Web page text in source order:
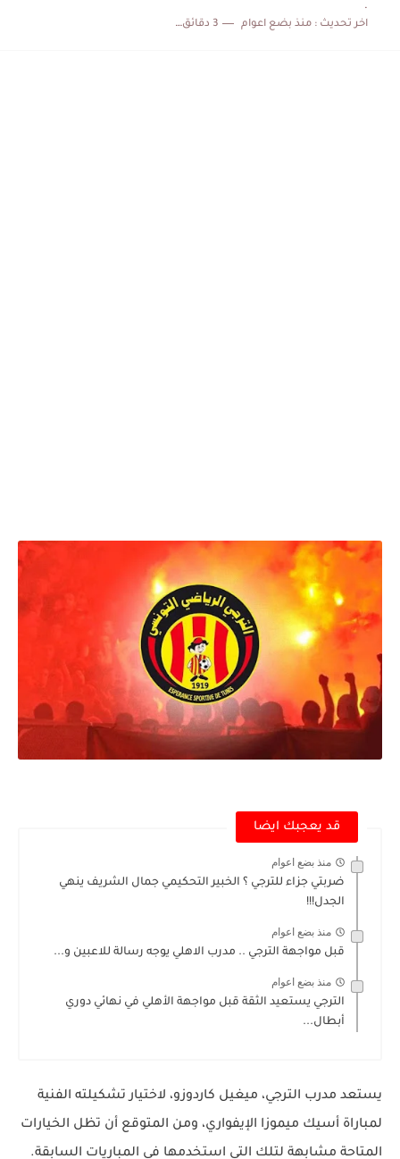
.
اخر تحديث :منذ بضع اعوام 3 دقائق للقراءة
قد يعجبك ايضا
منذ بضع اعوام
ضربتي جزاء للترجي ؟ الخبير التحكيمي جمال الشريف ينهي
الجدل!!!
منذ بضع اعوام
قبل مواجهة الترجي .. مدرب الاهلي يوجه رسالة للاعبين و...
منذ بضع اعوام
الترجي يستعيد الثقة قبل مواجهة الأهلي في نهائي دوري
أبطال...
يستعد مدرب الترجي، ميغيل كاردوزو، لاختيار تشكيلته الفنية
لمباراة أسيك ميموزا الإيفواري، ومن المتوقع أن تظل الخيارات
المتاحة مشابهة لتلك التي استخدمها في المباريات السابقة.